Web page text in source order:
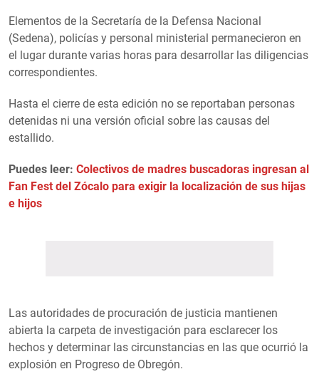
Elementos de la Secretaría de la Defensa Nacional
(Sedena), policías y personal ministerial permanecieron en
el lugar durante varias horas para desarrollar las diligencias
correspondientes.
Hasta el cierre de esta edición no se reportaban personas
detenidas ni una versión oficial sobre las causas del
estallido.
Puedes leer: Colectivos de madres buscadoras ingresan al
Fan Fest del Zócalo para exigir la localización de sus hijas
e hijos
Las autoridades de procuración de justicia mantienen
abierta la carpeta de investigación para esclarecer los
hechos y determinar las circunstancias en las que ocurrió la
explosión en Progreso de Obregón.